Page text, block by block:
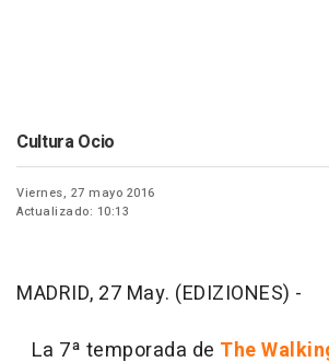
Cultura Ocio
Viernes, 27 mayo 2016
Actualizado: 10:13
MADRID, 27 May. (EDIZIONES) -
La 7ª temporada de The